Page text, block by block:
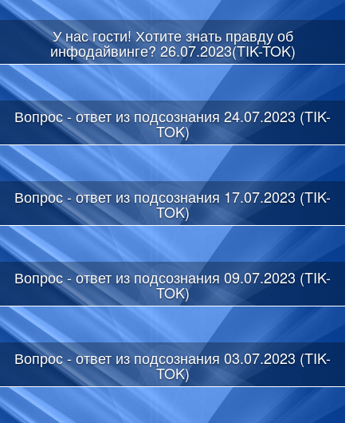
У нас гости! Хотите знать правду об
инфодайвинге? 26.07.2023(TIK-TOK)
Вопрос - ответ из подсознания 24.07.2023 (TIK-
TOK)
Вопрос - ответ из подсознания 17.07.2023 (TIK-
TOK)
Вопрос - ответ из подсознания 09.07.2023 (TIK-
TOK)
Вопрос - ответ из подсознания 03.07.2023 (TIK-
TOK)